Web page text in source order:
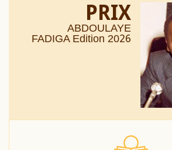
PRIX
ABDOULAYE
FADIGA Edition 2026